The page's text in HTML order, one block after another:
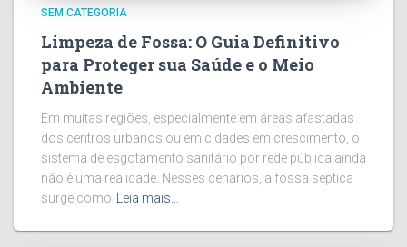
SEM CATEGORIA
Limpeza de Fossa: O Guia Definitivo
para Proteger sua Saúde e o Meio
Ambiente
Em muitas regiões, especialmente em áreas afastadas
dos centros urbanos ou em cidades em crescimento, o
sistema de esgotamento sanitário por rede pública ainda
não é uma realidade. Nesses cenários, a fossa séptica
surge como
Leia mais…